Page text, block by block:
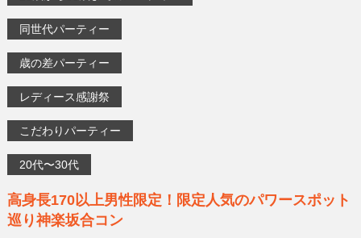
同世代パーティー
歳の差パーティー
レディース感謝祭
こだわりパーティー
20代〜30代
高身長170以上男性限定！限定人気のパワースポット
巡り神楽坂合コン